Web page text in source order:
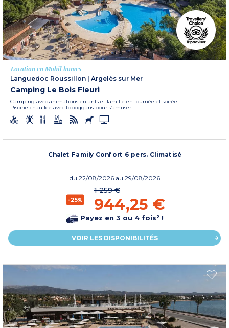
Location en Mobil homes
Languedoc Roussillon | Argelès sur Mer
Camping Le Bois Fleuri
Camping avec animations enfants et famille en journée et soirée.
Piscine chauffée avec toboggans pour s’amuser.
Chalet Family Confort 6 pers. Climatisé
du 22/08/2026 au 29/08/2026
-25%
1 259 €
944,25 €
Payez en 3 ou 4 fois² !
VOIR LES DISPONIBILITÉS